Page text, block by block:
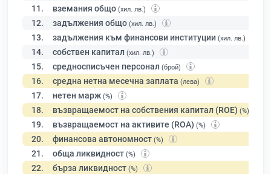
11. вземания общо (хил. лв.)
12. задължения общо (хил. лв.)
13. задължения към финансови институции (хил. лв.)
14. собствен капитал (хил. лв.)
15. средносписъчен персонал (брой)
16. средна нетна месечна заплата (лева)
17. нетен марж (%)
18. възвращаемост на собствения капитал (ROE) (%)
19. възвращаемост на активите (ROA) (%)
20. финансова автономност (%)
21. обща ликвидност (%)
22. бърза ликвидност (%)